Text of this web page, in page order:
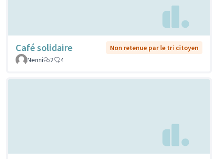
Café solidaire
Non retenue par le tri citoyen
Nenni
2 4